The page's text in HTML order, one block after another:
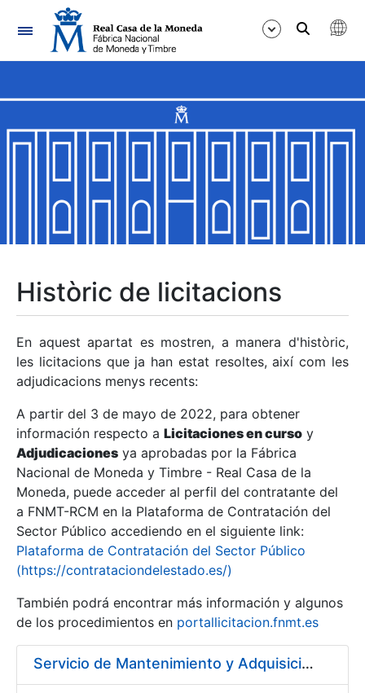
Navegació
Mostra/Amaga
Mostra/Amaga
Mostra/Amaga
Mostra/Amaga
Mostra/Amaga
Mostra/Amaga
Històric de licitacions
En aquest apartat es mostren, a manera d'històric,
les licitacions que ja han estat resoltes, així com les
adjudicacions menys recents:
A partir del 3 de mayo de 2022, para obtener
información respecto a Licitaciones en curso y
Adjudicaciones ya aprobadas por la Fábrica
Nacional de Moneda y Timbre - Real Casa de la
Moneda, puede acceder al perfil del contratante del
a FNMT-RCM en la Plataforma de Contratación del
Sector Público accediendo en el siguiente link:
Plataforma de Contratación del Sector Público
(https://contrataciondelestado.es/)
También podrá encontrar más información y algunos
de los procedimientos en portallicitacion.fnmt.es
Servicio de Mantenimiento y Adquisición de las Tapas Automáticas Hygolet instaladas en la FNMT-RCM de Madrid, y el Suministro de Rollos de Plásticos Originales